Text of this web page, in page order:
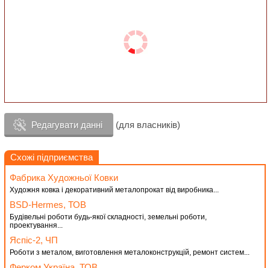
Редагувати данні (для власників)
Схожі підприємства
Фабрика Художньої Ковки
Художня ковка і декоративний металопрокат від виробника...
BSD-Hermes, ТОВ
Будівельні роботи будь-якої складності, земельні роботи,
проектування...
Яспіс-2, ЧП
Роботи з металом, виготовлення металоконструкцій, ремонт систем...